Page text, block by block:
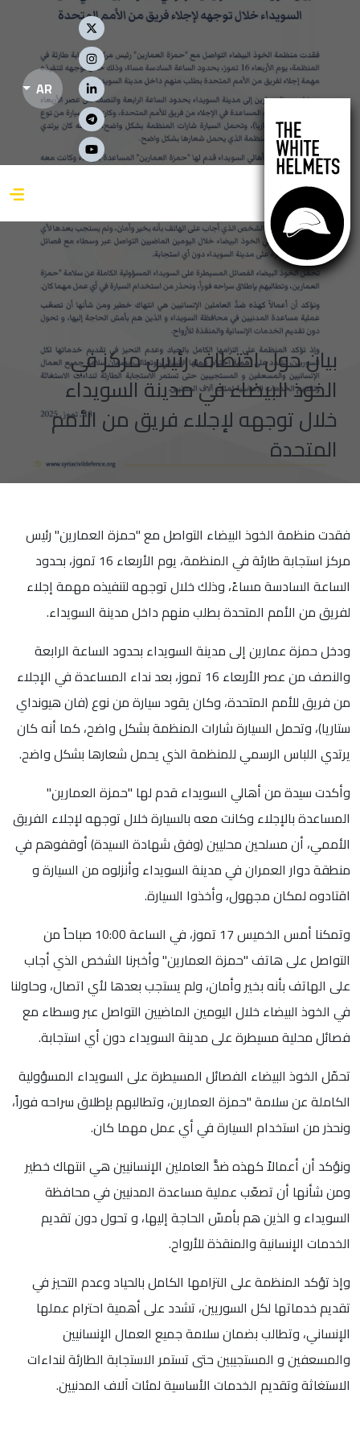
إلى المحتوى الرئيسي Social Links
AR
بيان حول اختطاف رئيس مركز في
الخوذ البيضاء في مدينة السويداء
خلال توجهه لإجلاء فريق من الأمم
المتحدة
فقدت منظمة الخوذ البيضاء التواصل مع "حمزة العمارين" رئيس
مركز استجابة طارئة في المنظمة، يوم الأربعاء 16 تموز، بحدود
الساعة السادسة مساءً، وذلك خلال توجهه لتنفيذه مهمة إجلاء
لفريق من الأمم المتحدة بطلب منهم داخل مدينة السويداء.
ودخل حمزة عمارين إلى مدينة السويداء بحدود الساعة الرابعة
والنصف من عصر الأربعاء 16 تموز، بعد نداء المساعدة في الإجلاء
من فريق للأمم المتحدة، وكان يقود سيارة من نوع (فان هيونداي
ستاريا)، وتحمل السيارة شارات المنظمة بشكل واضح، كما أنه كان
يرتدي اللباس الرسمي للمنظمة الذي يحمل شعارها بشكل واضح.
وأكدت سيدة من أهالي السويداء قدم لها "حمزة العمارين"
المساعدة بالإجلاء وكانت معه بالسيارة خلال توجهه لإجلاء الفريق
الأممي، أن مسلحين محليين (وفق شهادة السيدة) أوقفوهم في
منطقة دوار العمران في مدينة السويداء وأنزلوه من السيارة و
اقتادوه لمكان مجهول، وأخذوا السيارة.
وتمكنا أمس الخميس 17 تموز، في الساعة 10:00 صباحاً من
التواصل على هاتف "حمزة العمارين" وأخبرنا الشخص الذي أجاب
على الهاتف بأنه بخير وأمان، ولم يستجب بعدها لأي اتصال، وحاولنا
في الخوذ البيضاء خلال اليومين الماضيين التواصل عبر وسطاء مع
فصائل محلية مسيطرة على مدينة السويداء دون أي استجابة.
تحمّل الخوذ البيضاء الفصائل المسيطرة على السويداء المسؤولية
الكاملة عن سلامة "حمزة العمارين، وتطالبهم بإطلاق سراحه فوراً،
ونحذر من استخدام السيارة في أي عمل مهما كان.
ونؤكد أن أعمالاً كهذه ضدَّ العاملين الإنسانيين هي انتهاك خطير
ومن شأنها أن تصعّب عملية مساعدة المدنيين في محافظة
السويداء و الذين هم بأمسّ الحاجة إليها، و تحول دون تقديم
الخدمات الإنسانية والمنقذة للأرواح.
وإذ تؤكد المنظمة على التزامها الكامل بالحياد وعدم التحيز في
تقديم خدماتها لكل السوريين، تشدد على أهمية احترام عملها
الإنساني، وتطالب بضمان سلامة جميع العمال الإنسانيين
والمسعفين و المستجيبين حتى تستمر الاستجابة الطارئة لنداءات
الاستغاثة وتقديم الخدمات الأساسية لمئات آلاف المدنيين.